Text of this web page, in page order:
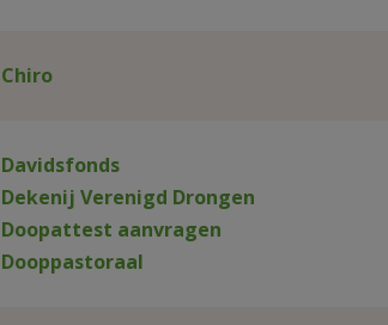
Chiro
Davidsfonds
Dekenij Verenigd Drongen
Doopattest aanvragen
Dooppastoraal